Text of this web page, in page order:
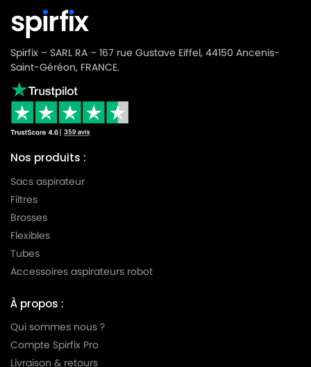
Spirfix – SARL RA – 167 rue Gustave Eiffel, 44150 Ancenis-
Saint-Géréon, FRANCE.
Nos produits :
Sacs aspirateur
Filtres
Brosses
Flexibles
Tubes
Accessoires aspirateurs robot
À propos :
Qui sommes nous ?
Compte Spirfix Pro
Livraison & retours